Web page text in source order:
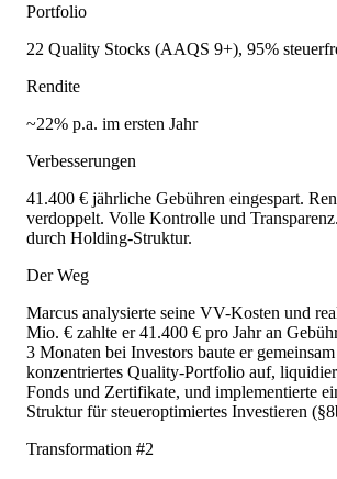
Portfolio
22 Quality Stocks (AAQS 9+), 95%
Rendite
~22% p.a. im ersten Jahr
Verbesserungen
41.400 € jährliche Gebühren eingespart.
verdoppelt. Volle Kontrolle und
durch Holding-Struktur.
Der Weg
Marcus analysierte seine VV-Kosten und
Mio. € zahlte er 41.400 € pro Jahr an
3 Monaten bei Investors baute er
konzentriertes Quality-Portfolio auf,
Fonds und Zertifikate, und implementierte
Struktur für steueroptimiertes Investieren
Transformation #2